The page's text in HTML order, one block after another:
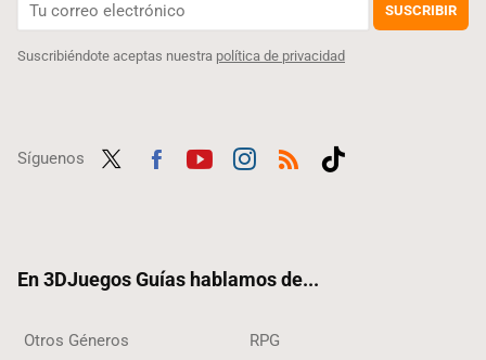
SUSCRIBIR
Suscribiéndote aceptas nuestra política de privacidad
Síguenos
En 3DJuegos Guías hablamos de...
Otros Géneros RPG